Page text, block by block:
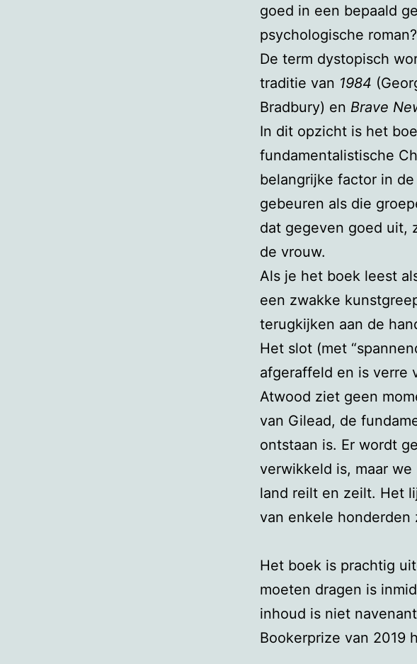
goed in een bepaald
psychologische
De term dystopisch
traditie van 1984
Bradbury) en Brave
In dit opzicht is het
fundamentalistische
belangrijke factor in
gebeuren als die
dat gegeven goed uit,
de vrouw.
Als je het boek leest
een zwakke
terugkijken aan de
Het slot (met
afgeraffeld en is verre
Atwood ziet geen
van Gilead, de
ontstaan is. Er wordt
verwikkeld is, maar
land reilt en zeilt. Het
van enkele honderden
Het boek is prachtig
moeten dragen is
inhoud is niet
Bookerprize van 2019